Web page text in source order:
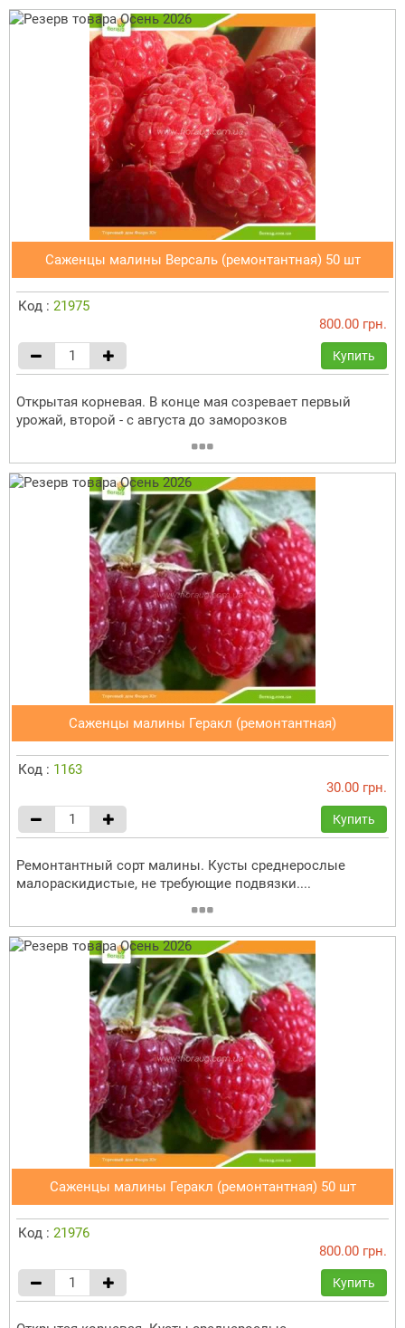
Саженцы малины Версаль (ремонтантная) 50 шт
Код : 21975
800.00 грн.
Купить
Открытая корневая. В конце мая созревает первый
урожай, второй - с августа до заморозков
Саженцы малины Геракл (ремонтантная)
Код : 1163
30.00 грн.
Купить
Ремонтантный сорт малины. Кусты среднерослые
малораскидистые, не требующие подвязки....
Саженцы малины Геракл (ремонтантная) 50 шт
Код : 21976
800.00 грн.
Купить